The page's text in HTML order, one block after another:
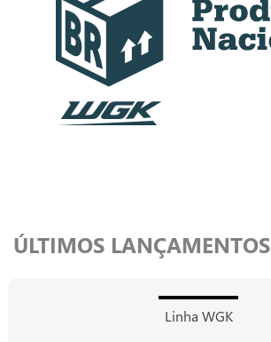
ÚLTIMOS LANÇAMENTOS
Linha WGK